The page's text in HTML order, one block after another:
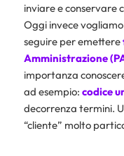
inviare e conservare
Oggi invece
seguire per emettere
Amministrazione
importanza
ad esempio: codice
decorrenza termini.
“cliente” molto